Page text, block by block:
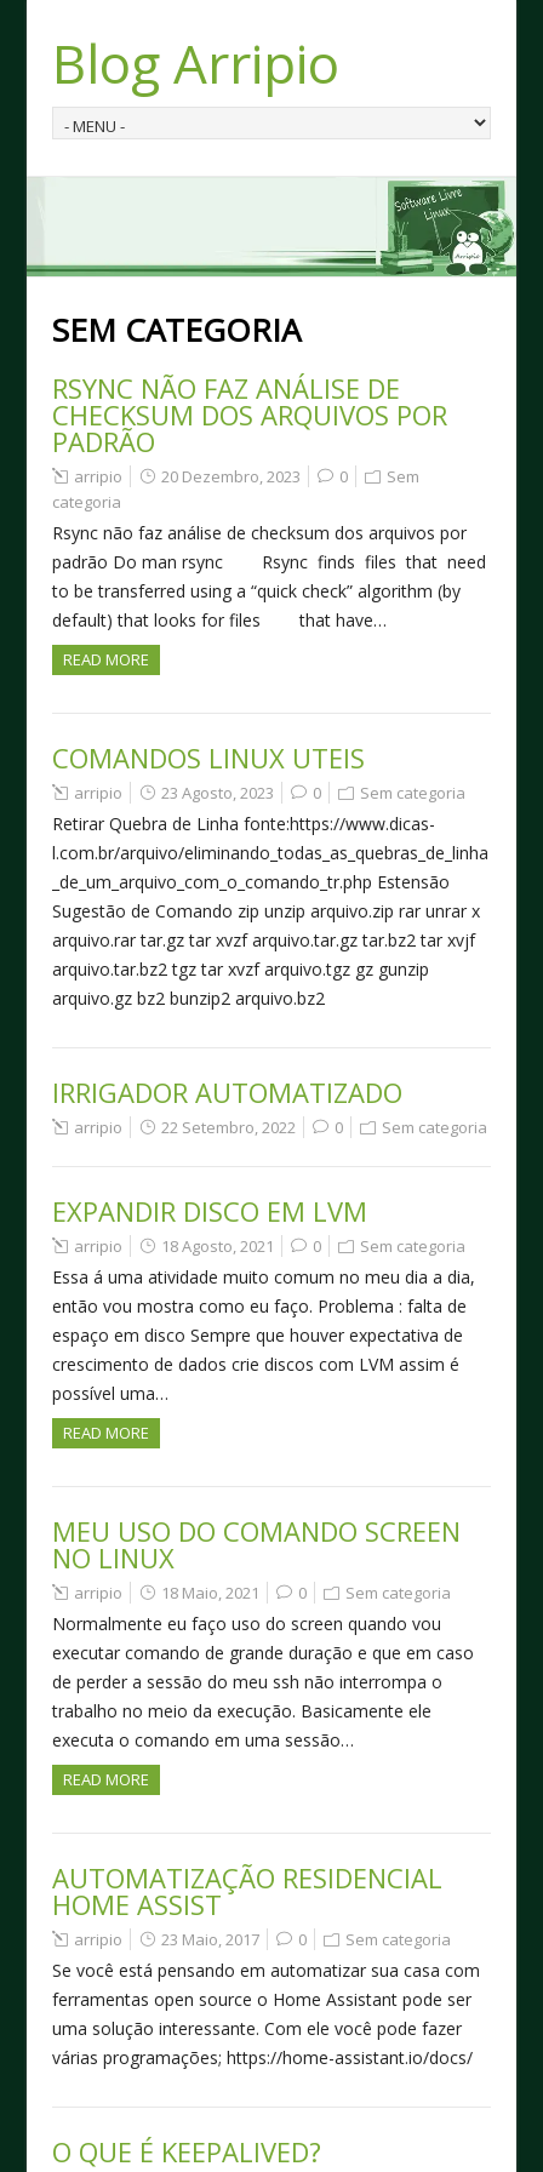
Blog Arripio
SEM CATEGORIA
RSYNC NÃO FAZ ANÁLISE DE
CHECKSUM DOS ARQUIVOS POR
PADRÃO
arripio 20 Dezembro, 2023 0
Sem
categoria
Rsync não faz análise de checksum dos arquivos por
padrão Do man rsync Rsync finds files that need
to be transferred using a “quick check” algorithm (by
default) that looks for files that have…
READ MORE
COMANDOS LINUX UTEIS
arripio 23 Agosto, 2023 0 Sem categoria
Retirar Quebra de Linha fonte:https://www.dicas-
l.com.br/arquivo/eliminando_todas_as_quebras_de_linha
_de_um_arquivo_com_o_comando_tr.php Estensão
Sugestão de Comando zip unzip arquivo.zip rar unrar x
arquivo.rar tar.gz tar xvzf arquivo.tar.gz tar.bz2 tar xvjf
arquivo.tar.bz2 tgz tar xvzf arquivo.tgz gz gunzip
arquivo.gz bz2 bunzip2 arquivo.bz2
IRRIGADOR AUTOMATIZADO
arripio 22 Setembro, 2022 0 Sem categoria
EXPANDIR DISCO EM LVM
arripio 18 Agosto, 2021 0 Sem categoria
Essa á uma atividade muito comum no meu dia a dia,
então vou mostra como eu faço. Problema : falta de
espaço em disco Sempre que houver expectativa de
crescimento de dados crie discos com LVM assim é
possível uma…
READ MORE
MEU USO DO COMANDO SCREEN
NO LINUX
arripio 18 Maio, 2021 0 Sem categoria
Normalmente eu faço uso do screen quando vou
executar comando de grande duração e que em caso
de perder a sessão do meu ssh não interrompa o
trabalho no meio da execução. Basicamente ele
executa o comando em uma sessão…
READ MORE
AUTOMATIZAÇÃO RESIDENCIAL
HOME ASSIST
arripio 23 Maio, 2017 0 Sem categoria
Se você está pensando em automatizar sua casa com
ferramentas open source o Home Assistant pode ser
uma solução interessante. Com ele você pode fazer
várias programações; https://home-assistant.io/docs/
O QUE É KEEPALIVED?